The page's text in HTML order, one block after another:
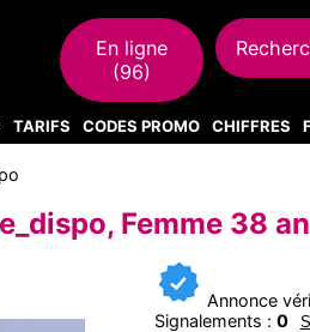
En ligne
(96)
TARIFS CODES PROMO CHIFFRES
Femme 38
Annonce
Signalements : 0